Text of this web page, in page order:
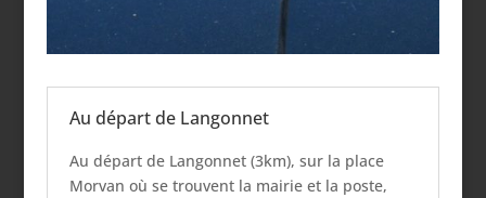
Au départ de Langonnet
Au départ de Langonnet (3km), sur la place
Morvan où se trouvent la mairie et la poste,